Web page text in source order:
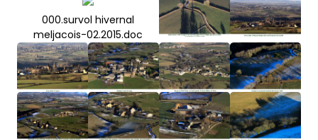
000.survol hivernal
meljacois-02.2015.doc